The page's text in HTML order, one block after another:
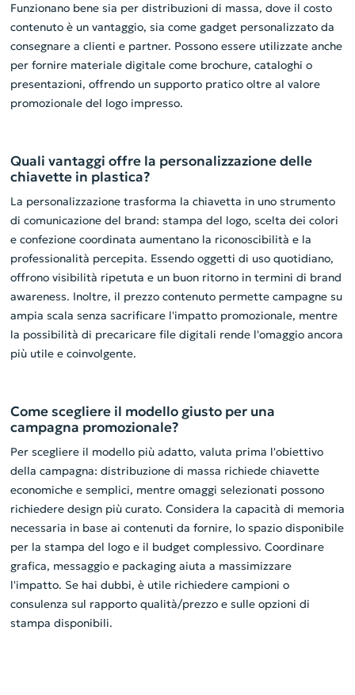
Funzionano bene sia per distribuzioni di massa, dove il costo
contenuto è un vantaggio, sia come gadget personalizzato da
consegnare a clienti e partner. Possono essere utilizzate anche
per fornire materiale digitale come brochure, cataloghi o
presentazioni, offrendo un supporto pratico oltre al valore
promozionale del logo impresso.
Quali vantaggi offre la personalizzazione delle
chiavette in plastica?
La personalizzazione trasforma la chiavetta in uno strumento
di comunicazione del brand: stampa del logo, scelta dei colori
e confezione coordinata aumentano la riconoscibilità e la
professionalità percepita. Essendo oggetti di uso quotidiano,
offrono visibilità ripetuta e un buon ritorno in termini di brand
awareness. Inoltre, il prezzo contenuto permette campagne su
ampia scala senza sacrificare l'impatto promozionale, mentre
la possibilità di precaricare file digitali rende l'omaggio ancora
più utile e coinvolgente.
Come scegliere il modello giusto per una
campagna promozionale?
Per scegliere il modello più adatto, valuta prima l'obiettivo
della campagna: distribuzione di massa richiede chiavette
economiche e semplici, mentre omaggi selezionati possono
richiedere design più curato. Considera la capacità di memoria
necessaria in base ai contenuti da fornire, lo spazio disponibile
per la stampa del logo e il budget complessivo. Coordinare
grafica, messaggio e packaging aiuta a massimizzare
l'impatto. Se hai dubbi, è utile richiedere campioni o
consulenza sul rapporto qualità/prezzo e sulle opzioni di
stampa disponibili.